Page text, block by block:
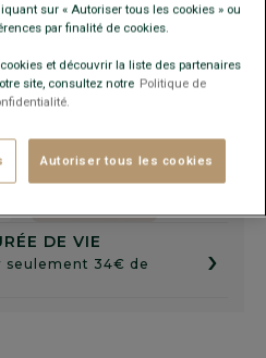
!
DE VIE
seulement 34€ de
›
+
sur « Autoriser tous les cookies » ou
par finalité de cookies.
et découvrir la liste des partenaires
site, consultez notre Politique de
Autoriser tous les cookies